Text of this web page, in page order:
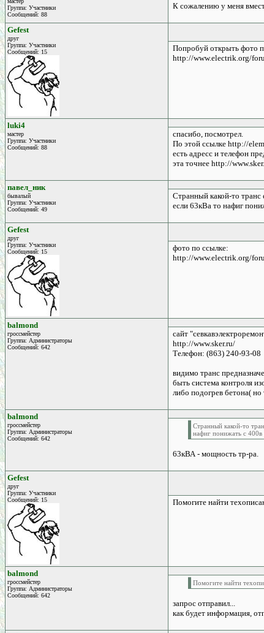
Группа: Участники
Сообщений: 88
К сожалению у меня
Gefest
друг
Группа: Участники
Сообщений: 15
Попробуй открыть фото
http://www.electrik.org/
luki4
мастер
Группа: Участники
Сообщений: 88
спасибо, посмотрел.
По этой ссылке http://
есть адресс и телефон
эта точнее http://
павел_ник
бывалый
Группа: Участники
Сообщений: 49
Странный какой-то
если 63кВа то нафиг
Gefest
друг
Группа: Участники
Сообщений: 15
фото по ссылке:
http://www.electrik.org/
balmond
гроссмейстер
Группа: Администраторы
Сообщений: 642
сайт
http://www.sker.ru/
Телефон: (863) 240-93-08
видимо транс
быть система контроля
либо подогрев бетона(
balmond
гроссмейстер
Группа: Администраторы
Сообщений: 642
Странный какой-то
нафиг понижать с 400в
63кВА - мощность тр-ра.
Gefest
друг
Группа: Участники
Сообщений: 15
Помогите найти
balmond
гроссмейстер
Группа: Администраторы
Сообщений: 642
Помогите найти
запрос отправил...
как будет информация,